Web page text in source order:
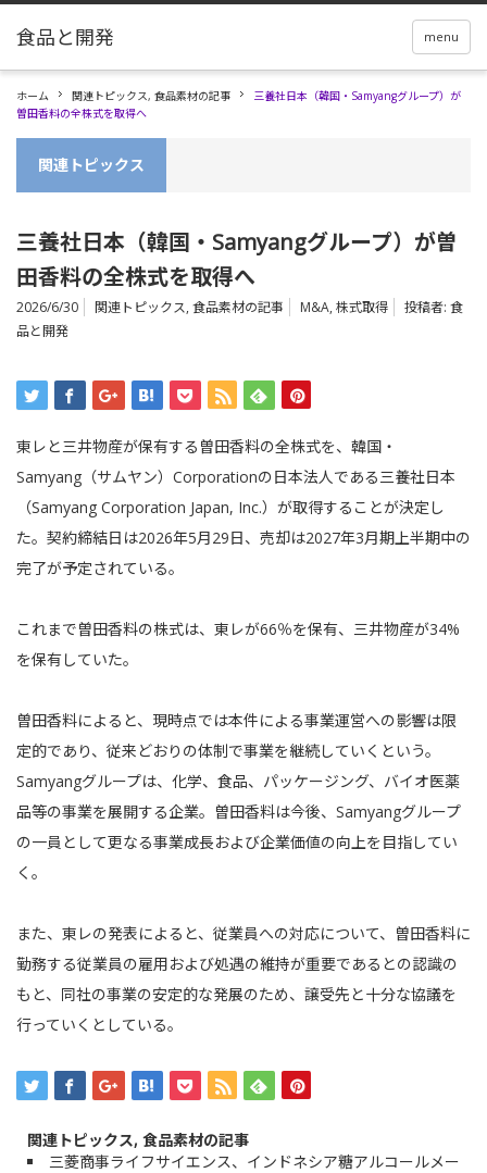
menu
ホーム 関連トピックス, 食品素材の記事
三養社日本（韓国・Samyangグループ）が
曽田香料の全株式を取得へ
関連トピックス
三養社日本（韓国・Samyangグループ）が曽
田香料の全株式を取得へ
2026/6/30 関連トピックス, 食品素材の記事 M&A, 株式取得 投稿者: 食
品と開発
東レと三井物産が保有する曽田香料の全株式を、韓国・
Samyang（サムヤン）Corporationの日本法人である三養社日本
（Samyang Corporation Japan, Inc.）が取得することが決定し
た。契約締結日は2026年5月29日、売却は2027年3月期上半期中の
完了が予定されている。
これまで曽田香料の株式は、東レが66％を保有、三井物産が34%
を保有していた。
曽田香料によると、現時点では本件による事業運営への影響は限
定的であり、従来どおりの体制で事業を継続していくという。
Samyangグループは、化学、食品、パッケージング、バイオ医薬
品等の事業を展開する企業。曽田香料は今後、Samyangグループ
の一員として更なる事業成長および企業価値の向上を目指してい
く。
また、東レの発表によると、従業員への対応について、曽田香料に
勤務する従業員の雇用および処遇の維持が重要であるとの認識の
もと、同社の事業の安定的な発展のため、譲受先と十分な協議を
行っていくとしている。
関連トピックス, 食品素材の記事
三菱商事ライフサイエンス、インドネシア糖アルコールメー